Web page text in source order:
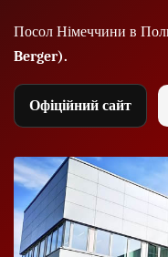
Посол Німеччини в
Berger).
Офіційний сайт